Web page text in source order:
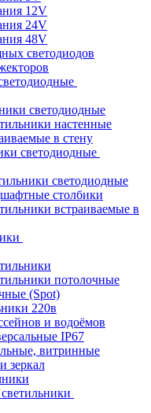
12V
24V
48V
светодиодов
светодиодные
настенные
в стену
светодиодные
светодиодные
столбики
встраиваемые в
потолочные
(Spot)
220в
и водоёмов
IP67
витринные
зеркал